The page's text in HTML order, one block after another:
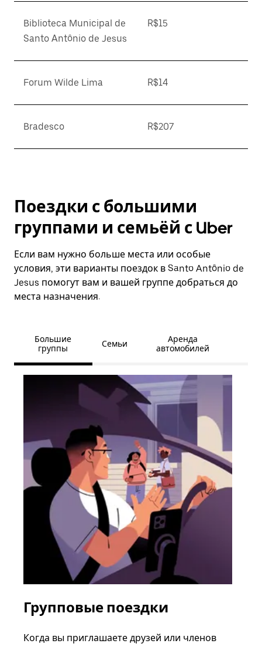
Biblioteca Municipal de
Santo Antônio de Jesus
R$15
Forum Wilde Lima R$14
Bradesco R$207
Поездки с большими
группами и семьёй с Uber
Если вам нужно больше места или особые
условия, эти варианты поездок в Santo Antônio de
Jesus помогут вам и вашей группе добраться до
места назначения.
Большие
группы
Семьи
Аренда
автомобилей
Групповые поездки
Когда вы приглашаете друзей или членов